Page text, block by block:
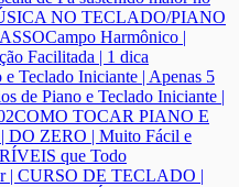
NO TECLADO/PIANO
Campo Harmônico |
Facilitada | 1 dica
Teclado Iniciante | Apenas 5
de Piano e Teclado Iniciante |
COMO TOCAR PIANO E
DO ZERO | Muito Fácil e
que Todo
| CURSO DE TECLADO |